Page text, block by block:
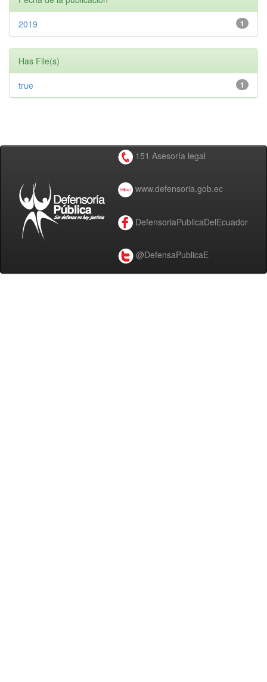
1
2019
Has File(s)
1
true
151 Asesoría legal
www.defensoria.gob.ec
DefensoriaPublicaDelEcuador
@DefensaPublicaE